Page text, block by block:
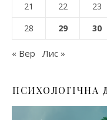
21
22 23
28
29 30
« Вер Лис »
ПСИХОЛОГІЧНА